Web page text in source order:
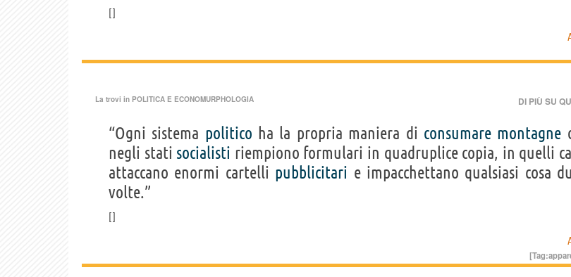
La trovi in POLITICA E ECONOMURPHOLOGIA DI PIÙ SU
“Ogni sistema politico ha la propria maniera di consumare montagne
negli stati socialisti riempiono formulari in quadruplice copia, in quelli
attaccano enormi cartelli pubblicitari e impacchettano qualsiasi cosa
volte.”
[Tag: